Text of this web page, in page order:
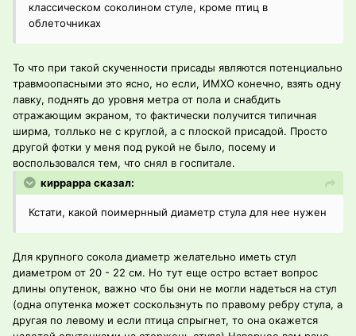
классическом соколином стуле, кроме птиц в
облеточниках
То что при такой скученности присады являются потенциально
травмоопасными это ясно, но если, ИМХО конечно, взять одну
лавку, поднять до уровня метра от пола и снабдить
отражающим экраном, то фактически получится типичная
ширма, толлько не с круглой, а с плоской присадой. Просто
другой фотки у меня под рукой не было, посему и
воспользовался тем, что снял в госпитале.
киррарра сказал:
Кстати, какой поимернный диаметр стула для нее нужен
Для крупного сокола диаметр желательно иметь стул
диаметром от 20 - 22 см. Но тут еще остро встает вопрос
длины опутенок, важно что бы они не могли надеться на стул
(одна опутенка может соскользнуть по правому ребру стула, а
другая по левому и если птица спрыгнет, то она окажется